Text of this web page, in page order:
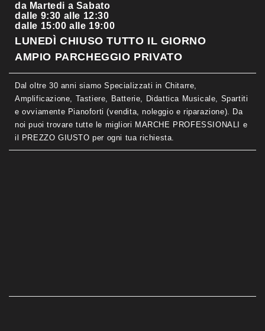
da Martedi a Sabato
dalle 9:30 alle 12:30
dalle 15:00 alle 19:00
LUNEDÌ CHIUSO TUTTO IL GIORNO
AMPIO PARCHEGGIO PRIVATO
Dal oltre 30 anni siamo Specializzati in Chitarre,
Amplificazione, Tastiere, Batterie, Didattica Musicale, Spartiti
e ovviamente Pianoforti (vendita, noleggio e riparazione). Da
noi puoi trovare tutte le migliori MARCHE PROFESSIONALI e
il PREZZO GIUSTO per ogni tua richiesta.